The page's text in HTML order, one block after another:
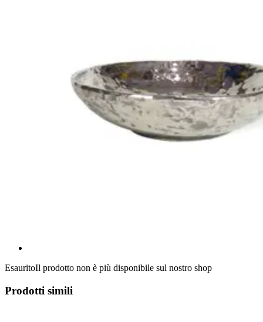
EsauritoIl prodotto non è più disponibile sul nostro shop
Prodotti simili